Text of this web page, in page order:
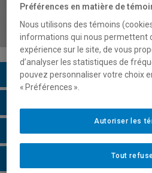
enseignement de
santé
Description du cours
Horaire - Automne 2026
Préférences en matière de
Nous utilisons des témoins
informations qui nous permettent
expérience sur le site, de vous
d’analyser les statistiques de
pouvez personnaliser votre choix
« Préférences ».
Tout
Autoriser les